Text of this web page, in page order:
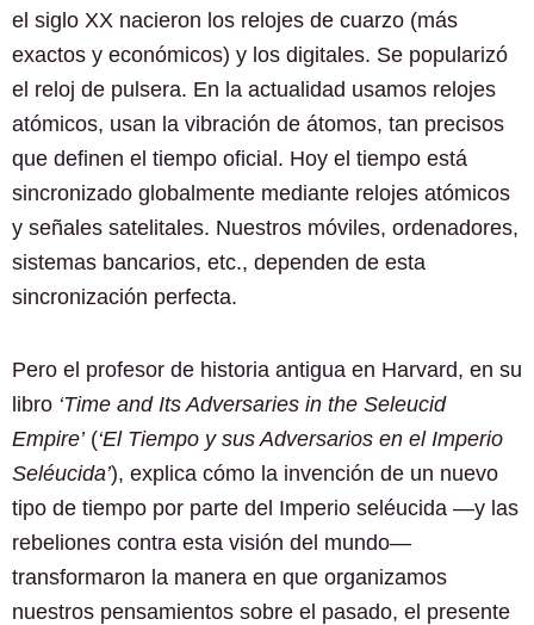
el siglo XX nacieron los relojes de cuarzo (más
exactos y económicos) y los digitales. Se popularizó
el reloj de pulsera. En la actualidad usamos relojes
atómicos, usan la vibración de átomos, tan precisos
que definen el tiempo oficial. Hoy el tiempo está
sincronizado globalmente mediante relojes atómicos
y señales satelitales. Nuestros móviles, ordenadores,
sistemas bancarios, etc., dependen de esta
sincronización perfecta.
Pero el profesor de historia antigua en Harvard, en su
libro ‘Time and Its Adversaries in the Seleucid
Empire’(‘El Tiempo y sus Adversarios en el Imperio
Seléucida’), explica cómo la invención de un nuevo
tipo de tiempo por parte del Imperio seléucida ―y las
rebeliones contra esta visión del mundo―
transformaron la manera en que organizamos
nuestros pensamientos sobre el pasado, el presente